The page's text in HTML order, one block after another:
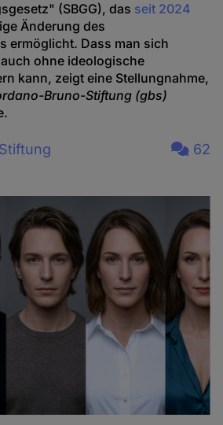
(SBGG), das seit 2024
Änderung des
ermöglicht. Dass man sich
ohne ideologische
kann, zeigt eine Stellungnahme,
Bruno-Stiftung (gbs)
62